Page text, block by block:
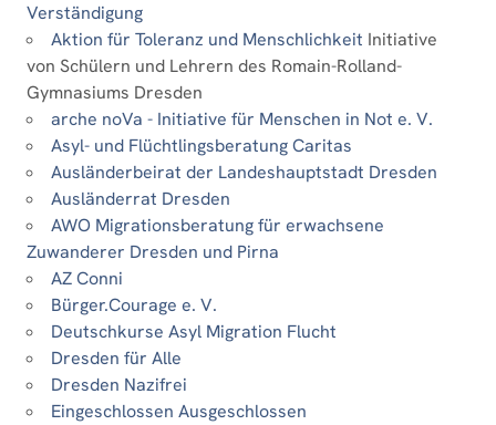
Verständigung
Aktion für Toleranz und Menschlichkeit Initiative
von Schülern und Lehrern des Romain-Rolland-
Gymnasiums Dresden
arche noVa - Initiative für Menschen in Not e. V.
Asyl- und Flüchtlingsberatung Caritas
Ausländerbeirat der Landeshauptstadt Dresden
Ausländerrat Dresden
AWO Migrationsberatung für erwachsene
Zuwanderer Dresden und Pirna
AZ Conni
Bürger.Courage e. V.
Deutschkurse Asyl Migration Flucht
Dresden für Alle
Dresden Nazifrei
Eingeschlossen Ausgeschlossen